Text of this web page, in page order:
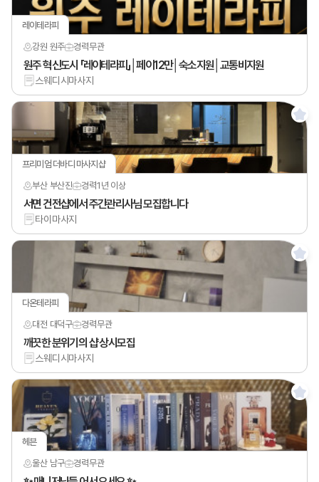
레이테라피
강원 원주
경력무관
원주 혁신도시 「레이테라피」│페이12만│숙소지원│교통비지원
스웨디시마사지
프리미엄 더바디 마사지샵
부산 부산진
경력1년 이상
서면 건전샵에서 주간관리사님 모집합니다
타이마사지
다온테라피
대전 대덕구
경력무관
깨끗한 분위기의 샵 상시모집
스웨디시마사지
헤븐
울산 남구
경력무관